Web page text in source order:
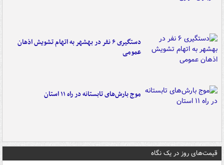
دستگیری ۶ نفر در بهشهر به اتهام تشویش اذهان
عمومی
موج بارش‌های تابستانه در راه ۱۱ استان
قیمت‌های روز در یک نگاه